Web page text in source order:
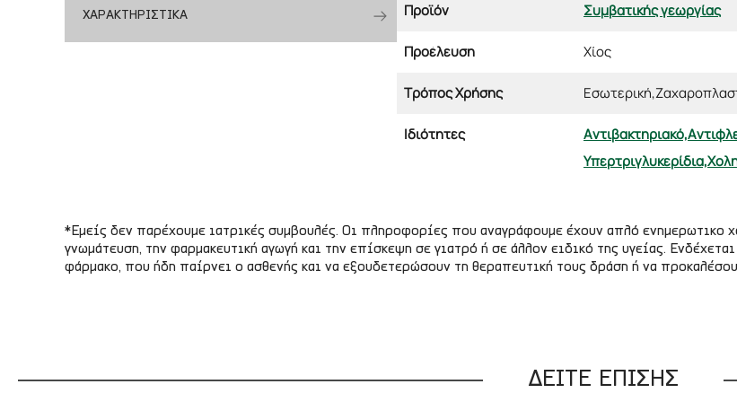
ΧΑΡΑΚΤΗΡΙΣΤΙΚΑ Προϊόν Συμβατικής γεωργίας
Προέλευση Χίος
Τρόπος Χρήσης Εσωτερική,
Ιδιότητες Αντιβακτηριακό,
Υπερτριγλυκερίδια,
*Εμείς δεν παρέχουμε ιατρικές συμβουλές. Οι πληροφορίες που αναγράφουμε έχουν απλό ενημερωτικο
γνωμάτευση, την φαρμακευτική αγωγή και την επίσκεψη σε γιατρό ή σε άλλον ειδικό της υγείας.
φάρμακο, που ήδη παίρνει ο ασθενής και να εξουδετερώσουν τη θεραπευτική τους δράση ή να
ΔΕΙΤΕ ΕΠΙΣΗΣ